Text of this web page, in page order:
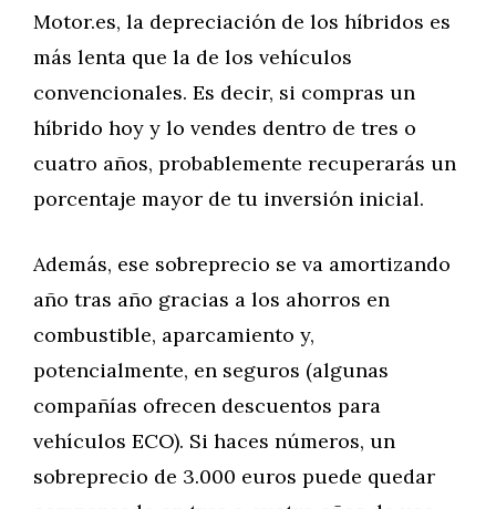
Motor.es, la depreciación de los híbridos es
más lenta que la de los vehículos
convencionales. Es decir, si compras un
híbrido hoy y lo vendes dentro de tres o
cuatro años, probablemente recuperarás un
porcentaje mayor de tu inversión inicial.
Además, ese sobreprecio se va amortizando
año tras año gracias a los ahorros en
combustible, aparcamiento y,
potencialmente, en seguros (algunas
compañías ofrecen descuentos para
vehículos ECO). Si haces números, un
sobreprecio de 3.000 euros puede quedar